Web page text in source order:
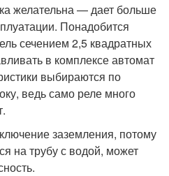
желательна — дает больше
Понадобится
сечением 2,5 квадратных
в комплексе автомат
выбираются по
ведь само реле много
заземления, потому
на трубу с водой, может